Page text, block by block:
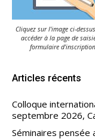
Cliquez sur l'image ci-
accéder à la page de
formulaire d'inscription
Articles récents
Colloque
septembre 2026,
Séminaires pensée